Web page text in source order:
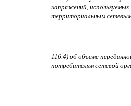
напряжений, используемых
территориальным сетевым
11б.4) об объеме
потребителям сетевой